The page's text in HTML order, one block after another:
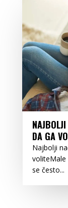
DA GA
Najbolji
voliteMale
se često...